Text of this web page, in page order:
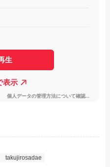
takujirosadae